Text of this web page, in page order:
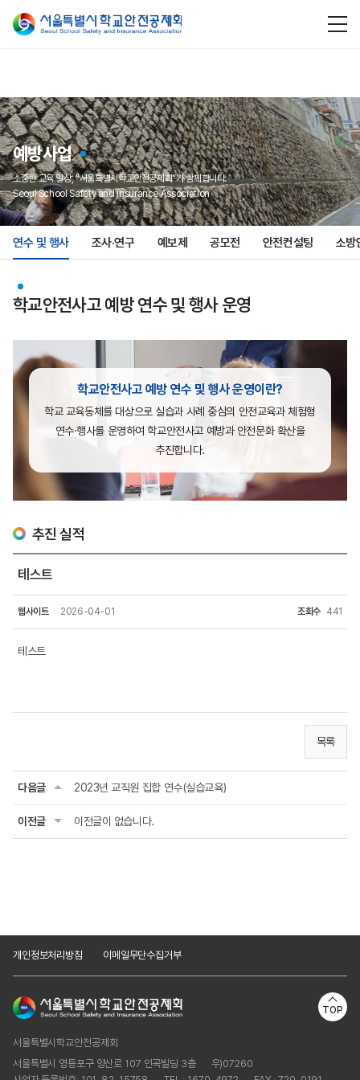
예방사업
소중한 교육 일상, “서울특별시학교안전공제회”가 함께합니다.
Seoul School Safety and insurance Association
연수 및 행사 조사·연구 예보제 공모전 안전컨설팅 소방
학교안전사고 예방 연수 및 행사 운영
학교안전사고 예방 연수 및 행사 운영이란?
학교 교육동체를 대상으로 실습과 사례 중심의 안전교육과 체험형
연수·행사를 운영하여학교안전사고 예방과 안전문화 확산을
추진합니다.
추진 실적
테스트
웹사이트 2026-04-01 조회수 441
테스트
목록
다음글 2023년 교직원 집합 연수(실습교육)
이전글 이전글이 없습니다.
개인정보처리방침 이메일무단수집거부
서울특별시학교안전공제회
서울특별시 영등포구 양산로 107 인곡빌딩 3층
우)07260
TOP